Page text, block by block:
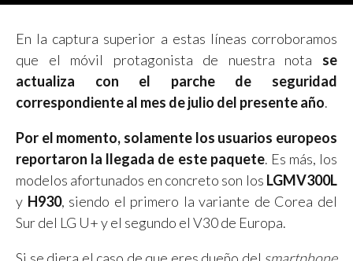
En la captura superior a estas líneas corroboramos
que el móvil protagonista de nuestra nota se
actualiza con el parche de seguridad
correspondiente al mes de julio del presente año.
Por el momento, solamente los usuarios europeos
reportaron la llegada de este paquete. Es más, los
modelos afortunados en concreto son los LGMV300L
y H930, siendo el primero la variante de Corea del
Sur del LG U+ y el segundo el V30 de Europa.